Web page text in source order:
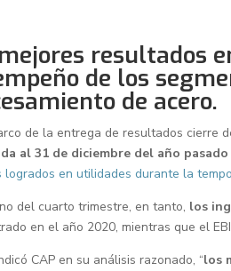
resultados
de los
de acero.
de la entrega de resultados cierre
al 31 de diciembre del año
logrados en utilidades durante la
del cuarto trimestre, en tanto, los
en el año 2020, mientras que el
CAP en su análisis razonado, “los